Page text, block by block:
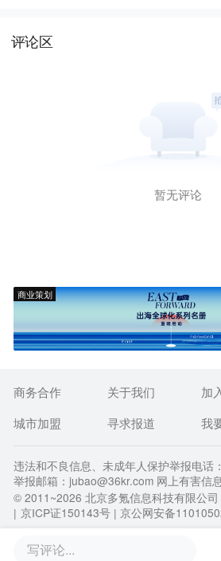
评论区
暂无评论
商业策划
写评论...
商务合作 关于我们 加
城市加盟
寻求报道 我
违法和不良信息、未成年人保护举报电话
举报邮箱：jubao@36kr.com 网上有害信
© 2011~2026 北京多氪信息科技有限公司
| 京ICP证150143号 | 京公网安备